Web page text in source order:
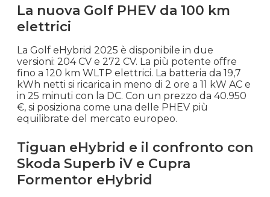
La nuova Golf PHEV da 100 km
elettrici
La Golf eHybrid 2025 è disponibile in due
versioni: 204 CV e 272 CV. La più potente offre
fino a 120 km WLTP elettrici. La batteria da 19,7
kWh netti si ricarica in meno di 2 ore a 11 kW AC e
in 25 minuti con la DC. Con un prezzo da 40.950
€, si posiziona come una delle PHEV più
equilibrate del mercato europeo.
Tiguan eHybrid e il confronto con
Skoda Superb iV e Cupra
Formentor eHybrid